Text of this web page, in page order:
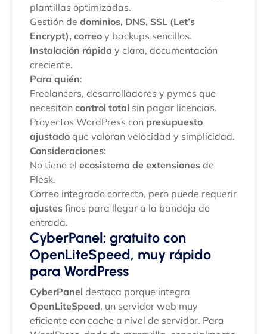
plantillas optimizadas.
Gestión de dominios, DNS, SSL (Let’s
Encrypt), correo y backups sencillos.
Instalación rápida y clara, documentación
creciente.
Para quién:
Freelancers, desarrolladores y pymes que
necesitan control total sin pagar licencias.
Proyectos WordPress con presupuesto
ajustado que valoran velocidad y simplicidad.
Consideraciones:
No tiene el ecosistema de extensiones de
Plesk.
Correo integrado correcto, pero puede requerir
ajustes finos para llegar a la bandeja de
entrada.
CyberPanel: gratuito con
OpenLiteSpeed, muy rápido
para WordPress
CyberPanel destaca porque integra
OpenLiteSpeed, un servidor web muy
eficiente con cache a nivel de servidor. Para